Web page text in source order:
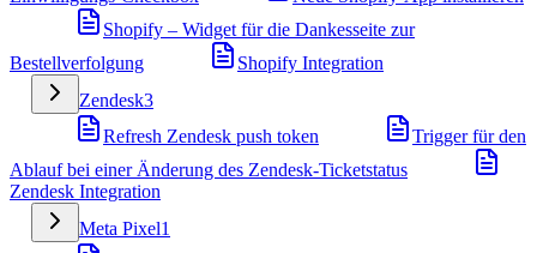
Shopify – Widget für die Dankesseite zur
Bestellverfolgung
Shopify Integration
Zendesk3
Refresh Zendesk push token
Trigger für den
Ablauf bei einer Änderung des Zendesk-Ticketstatus
Zendesk Integration
Meta Pixel1